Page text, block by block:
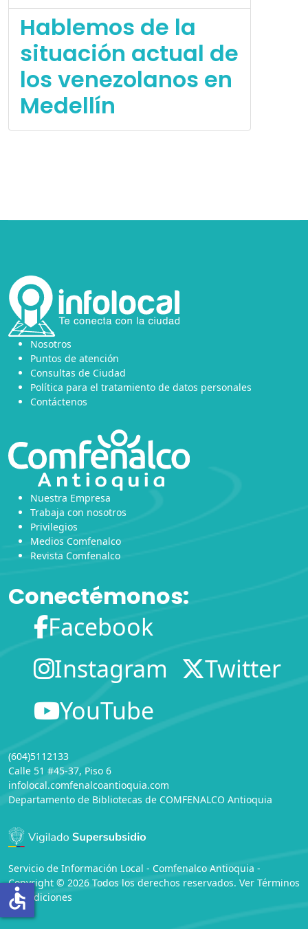
Hablemos de la
situación actual de
los venezolanos en
Medellín
Nosotros
Puntos de atención
Consultas de Ciudad
Política para el tratamiento de datos personales
Contáctenos
Nuestra Empresa
Trabaja con nosotros
Privilegios
Medios Comfenalco
Revista Comfenalco
Conectémonos:
Facebook
Instagram
Twitter
YouTube
(604)5112133
Calle 51 #45-37, Piso 6
infolocal.comfenalcoantioquia.com
Departamento de Bibliotecas de COMFENALCO Antioquia
Servicio de Información Local - Comfenalco Antioquia -
Copyright © 2026 Todos los derechos reservados. Ver Términos
y Condiciones
accessible